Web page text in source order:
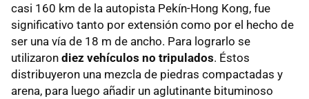
casi 160 km de la autopista Pekín-Hong Kong, fue
significativo tanto por extensión como por el hecho de
ser una vía de 18 m de ancho. Para lograrlo se
utilizaron diez vehículos no tripulados. Éstos
distribuyeron una mezcla de piedras compactadas y
arena, para luego añadir un aglutinante bituminoso